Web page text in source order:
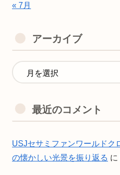
« 7月
アーカイブ
最近のコメント
USJセサミファンワールドク
の懐かしい光景を振り返る に